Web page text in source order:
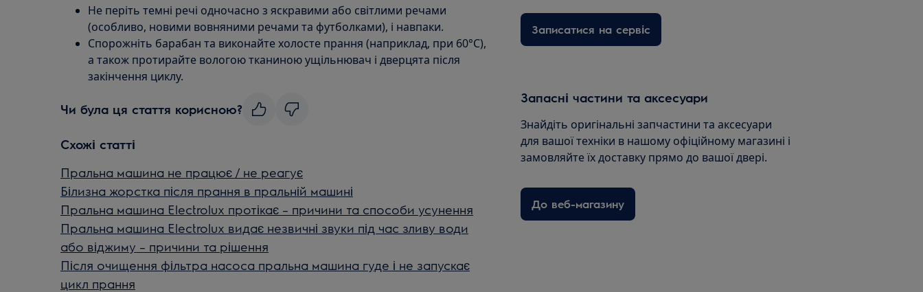
Не періть темні речі одночасно з яскравими або світлими речами
(особливо, новими вовняними речами та футболками), і навпаки.
Спорожніть барабан та виконайте холосте прання (наприклад, при 60°C),
а також протирайте вологою тканиною ущільнювач і дверцята після
закінчення циклу.
Чи була ця стаття корисною?
Схожі статті
Пральна машина не працює / не реагує
Білизна жорстка після прання в пральній машині
Пральна машина Electrolux протікає – причини та способи усунення
Пральна машина Electrolux видає незвичні звуки під час зливу води
або віджиму – причини та рішення
Після очищення фільтра насоса пральна машина гуде і не запускає
цикл прання
Записатися на сервіс
Запасні частини та аксесуари
Знайдіть оригінальні запчастини та аксесуари
для вашої техніки в нашому офіційному магазині і
замовляйте їх доставку прямо до вашої двері.
До веб-магазину